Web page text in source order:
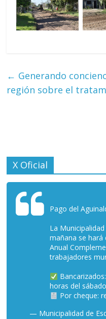
← Generando
región sobre el
X Oficial
Pago del
La
mañana se hará
Anual
trabajadores
horas del
Por cheque:
— Municipalidad de